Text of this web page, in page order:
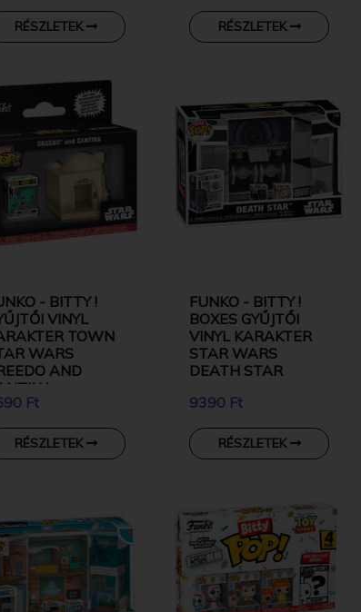
RÉSZLETEK RÉSZLETEK
- BITTY !
VINYL
TOWN
WARS
AND
Ft
RÉSZLETEK
FUNKO - BITTY !
BOXES GYŰJTŐI
VINYL KARAKTER
STAR WARS
DEATH STAR
9390 Ft
RÉSZLETEK